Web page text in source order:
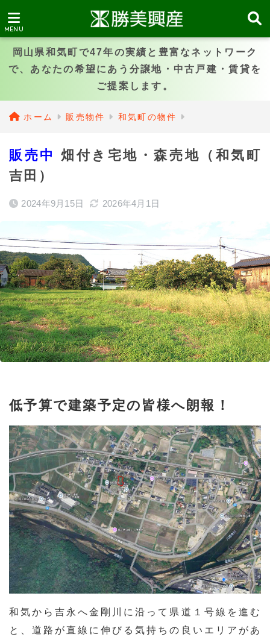
岡山県和気町で47年の実績と豊富なネットワーク
で、あなたの希望にあう分譲地・中古戸建・賃貸を
ご提案します。
ホーム 販売物件 和気町の物件
販売中 畑付き宅地・森売地（和気町
吉田）
2024年9月15日 2026年4月1日
低予算で建築予定の皆様へ朗報！
和気から吉永へ金剛川に沿って県道１号線を進む
と、道路が直線に伸びる気持ちの良いエリアがあ